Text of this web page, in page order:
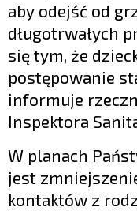
aby odejść od
długotrwałych
się tym, że
postępowanie
informuje
Inspektora
W planach
jest
kontaktów z